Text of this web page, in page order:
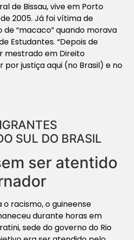
de Bissau, vive em Porto
2005. Já foi vítima de
“macaco” quando morava
Estudantes. “Depois de
mestrado em Direito
por justiça aqui (no Brasil) e no
SUL DO BRASIL
ser atentido
racismo, o guineense
durante horas em
sede do governo do Rio